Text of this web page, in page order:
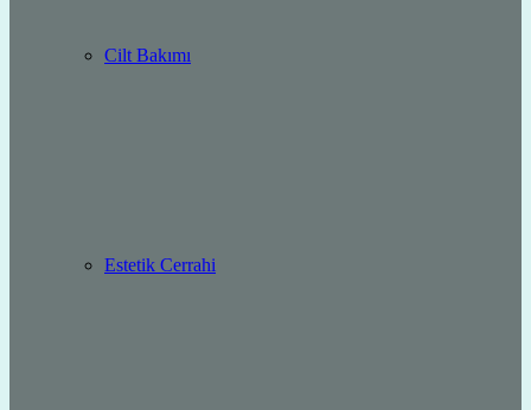
Cilt Bakımı
Estetik Cerrahi